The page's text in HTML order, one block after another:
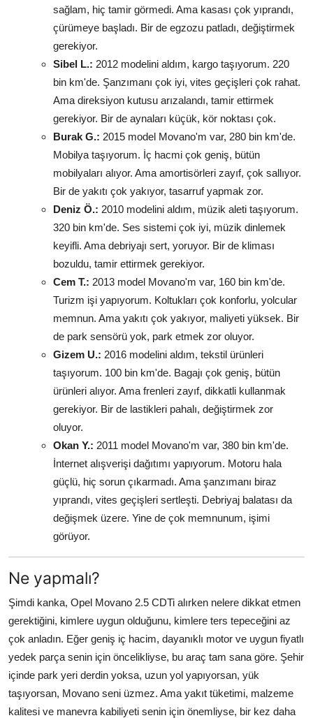
sağlam, hiç tamir görmedi. Ama kasası çok yıprandı,
çürümeye başladı. Bir de egzozu patladı, değiştirmek
gerekiyor.
Sibel L.: 2012 modelini aldım, kargo taşıyorum. 220
bin km'de. Şanzımanı çok iyi, vites geçişleri çok rahat.
Ama direksiyon kutusu arızalandı, tamir ettirmek
gerekiyor. Bir de aynaları küçük, kör noktası çok.
Burak G.: 2015 model Movano'm var, 280 bin km'de.
Mobilya taşıyorum. İç hacmi çok geniş, bütün
mobilyaları alıyor. Ama amortisörleri zayıf, çok sallıyor.
Bir de yakıtı çok yakıyor, tasarruf yapmak zor.
Deniz Ö.: 2010 modelini aldım, müzik aleti taşıyorum.
320 bin km'de. Ses sistemi çok iyi, müzik dinlemek
keyifli. Ama debriyajı sert, yoruyor. Bir de kliması
bozuldu, tamir ettirmek gerekiyor.
Cem T.: 2013 model Movano'm var, 160 bin km'de.
Turizm işi yapıyorum. Koltukları çok konforlu, yolcular
memnun. Ama yakıtı çok yakıyor, maliyeti yüksek. Bir
de park sensörü yok, park etmek zor oluyor.
Gizem U.: 2016 modelini aldım, tekstil ürünleri
taşıyorum. 100 bin km'de. Bagajı çok geniş, bütün
ürünleri alıyor. Ama frenleri zayıf, dikkatli kullanmak
gerekiyor. Bir de lastikleri pahalı, değiştirmek zor
oluyor.
Okan Y.: 2011 model Movano'm var, 380 bin km'de.
İnternet alışverişi dağıtımı yapıyorum. Motoru hala
güçlü, hiç sorun çıkarmadı. Ama şanzımanı biraz
yıprandı, vites geçişleri sertleşti. Debriyaj balatası da
değişmek üzere. Yine de çok memnunum, işimi
görüyor.
Ne yapmalı?
Şimdi kanka, Opel Movano 2.5 CDTi alırken nelere dikkat etmen
gerektiğini, kimlere uygun olduğunu, kimlere ters tepeceğini az
çok anladın. Eğer geniş iç hacim, dayanıklı motor ve uygun fiyatlı
yedek parça senin için öncelikliyse, bu araç tam sana göre. Şehir
içinde park yeri derdin yoksa, uzun yol yapıyorsan, yük
taşıyorsan, Movano seni üzmez. Ama yakıt tüketimi, malzeme
kalitesi ve manevra kabiliyeti senin için önemliyse, bir kez daha